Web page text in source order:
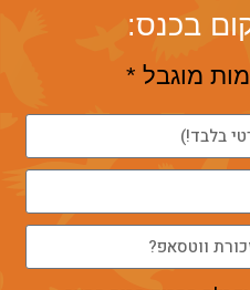
בכנס:
מוגבל *